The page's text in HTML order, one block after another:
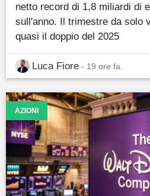
netto record di 1,8 miliardi di
sull'anno. Il trimestre da solo
quasi il doppio del 2025
Luca Fiore - 19 ore fa
AZIONI